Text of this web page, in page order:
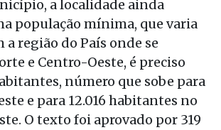
a localidade ainda
população mínima, que varia
a região do País onde se
e Centro-Oeste, é preciso
número que sobe para
e para 12.016 habitantes no
O texto foi aprovado por 319